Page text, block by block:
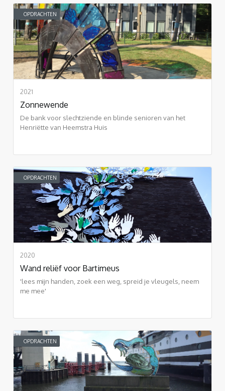
OPDRACHTEN
2021
Zonnewende
De bank voor slechtziende en blinde senioren van het
Henriëtte van Heemstra Huis
OPDRACHTEN
2020
Wand reliëf voor Bartimeus
'lees mijn handen, zoek een weg, spreid je vleugels, neem
me mee'
OPDRACHTEN